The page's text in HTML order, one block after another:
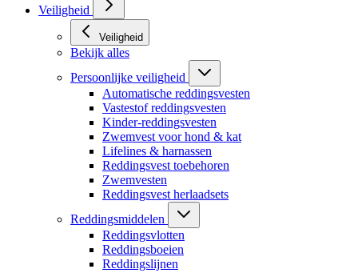
Veiligheid
Veiligheid
Bekijk alles
Persoonlijke veiligheid
Automatische reddingsvesten
Vastestof reddingsvesten
Kinder-reddingsvesten
Zwemvest voor hond & kat
Lifelines & harnassen
Reddingsvest toebehoren
Zwemvesten
Reddingsvest herlaadsets
Reddingsmiddelen
Reddingsvlotten
Reddingsboeien
Reddingslijnen